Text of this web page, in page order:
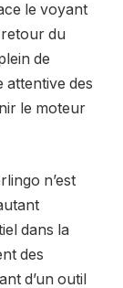
le voyant
du
de
attentive des
le moteur
n’est
dans la
des
d’un outil